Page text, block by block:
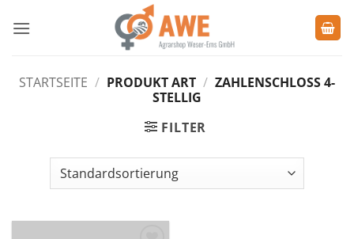
Inhalt
STARTSEITE / PRODUKT ART / ZAHLENSCHLOSS 4-
STELLIG
FILTER